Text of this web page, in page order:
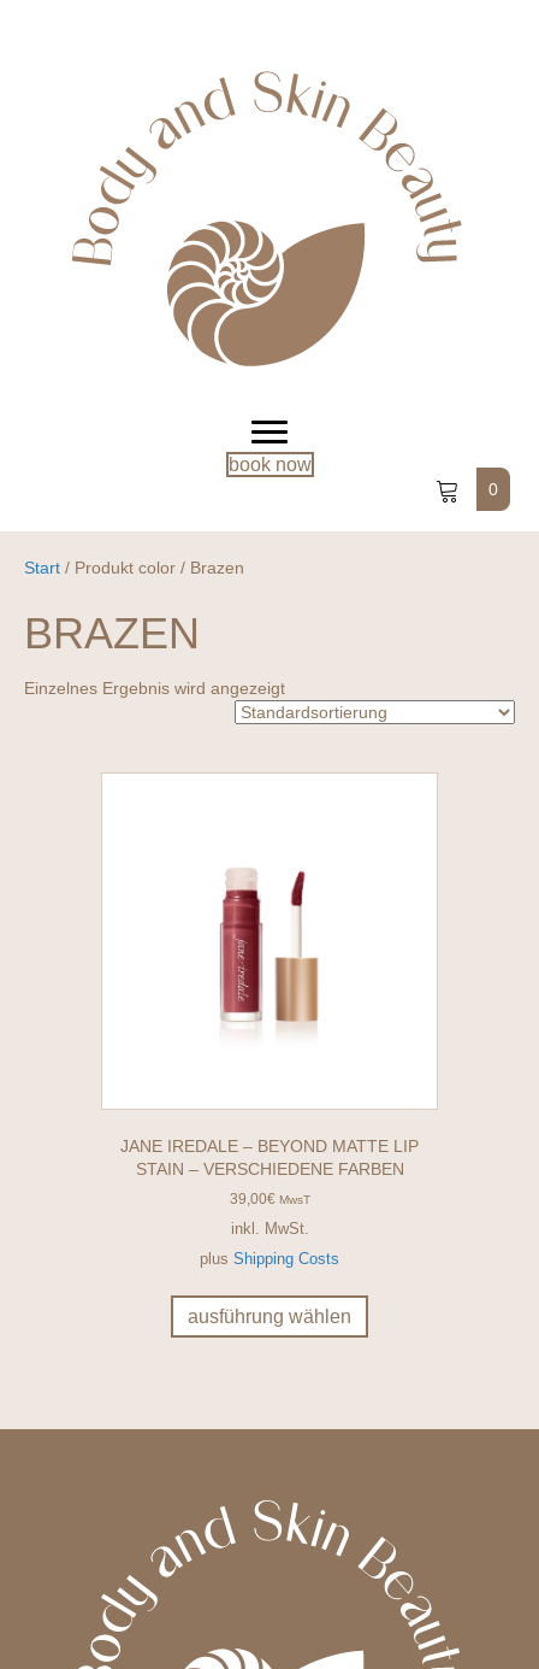
book now
0
Start / Produkt color / Brazen
BRAZEN
Einzelnes Ergebnis wird angezeigt
JANE IREDALE – BEYOND MATTE LIP
STAIN – VERSCHIEDENE FARBEN
39,00€ MwsT
inkl. MwSt.
plus Shipping Costs
ausführung wählen
weist
Die
Produktseite
gewählt
werden